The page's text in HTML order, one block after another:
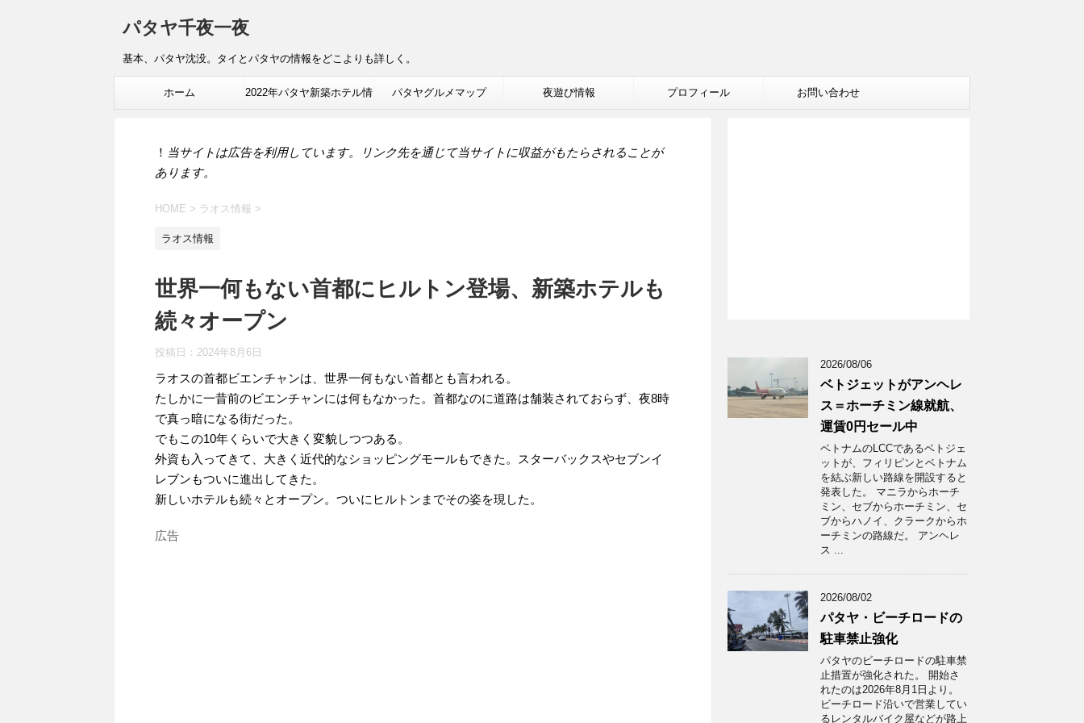
パタヤ千夜一夜
基本、パタヤ沈没。タイとパタヤの情報をどこよりも詳しく。
ホーム 2022年パタヤ新築ホテル情 パタヤグルメマップ 夜遊び情報 プロフィール お問い合わせ
！ 当サイトは広告を利用しています。リンク先を通じて当サイトに収益がもたらされることが
あります。
HOME > ラオス情報 >
ラオス情報
世界一何もない首都にヒルトン登場、新築ホテルも
続々オープン
投稿日： 2024年8月6日
ラオスの首都ビエンチャンは、世界一何もない首都とも言われる。
たしかに一昔前のビエンチャンには何もなかった。首都なのに道路は舗装されておらず、夜8時
で真っ暗になる街だった。
でもこの10年くらいで大きく変貌しつつある。
外資も入ってきて、大きく近代的なショッピングモールもできた。スターバックスやセブンイ
レブンもついに進出してきた。
新しいホテルも続々とオープン。ついにヒルトンまでその姿を現した。
広告
2026/08/06
ベトジェットがアンヘレ
ス＝ホーチミン線就航、
運賃0円セール中
ベトナムのLCCであるベトジェ
ットが、フィリピンとベトナム
を結ぶ新しい路線を開設すると
発表した。 マニラからホーチ
ミン、セブからホーチミン、セ
ブからハノイ、クラークからホ
ーチミンの路線だ。 アンヘレ
ス ...
2026/08/02
パタヤ・ビーチロードの
駐車禁止強化
パタヤのビーチロードの駐車禁
止措置が強化された。 開始さ
れたのは2026年8月1日より。
ビーチロード沿いで営業してい
るレンタルバイク屋などが路上